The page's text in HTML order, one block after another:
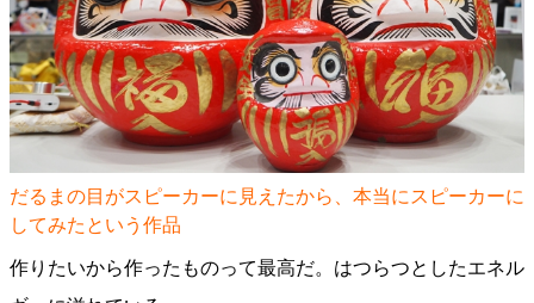
だるまの目がスピーカーに見えたから、本当にスピーカーに
してみたという作品
作りたいから作ったものって最高だ。はつらつとしたエネル